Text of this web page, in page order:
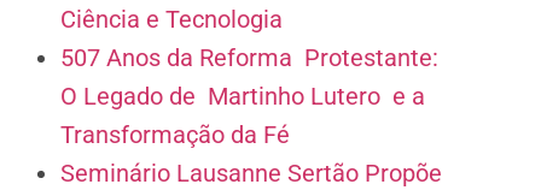
Ciência e Tecnologia
507 Anos da Reforma Protestante:
O Legado de Martinho Lutero e a
Transformação da Fé
Seminário Lausanne Sertão Propõe